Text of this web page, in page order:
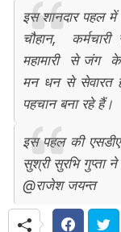
इस शानदार पहल
चौहान,
महामारी से जंग के
मन धन से सेवारत
पहचान बना रहे हैं।
इस पहल की
सुश्री सुरभि गुप्ता
@राजेश जयन्त